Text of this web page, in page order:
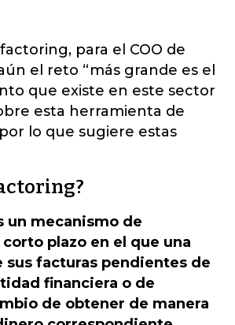
para el COO de
el reto “más grande es el
que existe en este sector
esta herramienta de
lo que sugiere estas
un mecanismo de
plazo en el que una
sus facturas pendientes de
financiera o de
de obtener de manera